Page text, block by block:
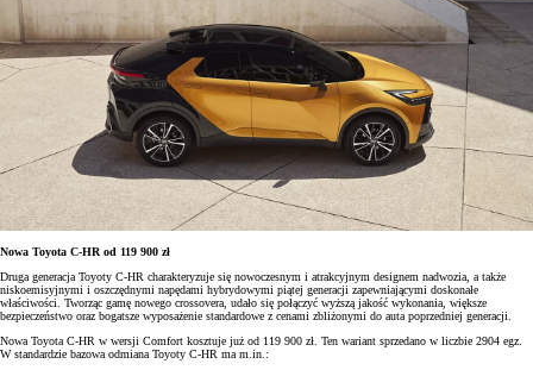
Nowa Toyota C-HR od 119 900 zł
Druga generacja Toyoty C-HR charakteryzuje się nowoczesnym i atrakcyjnym designem nadwozia, a także
niskoemisyjnymi i oszczędnymi napędami hybrydowymi piątej generacji zapewniającymi doskonałe
właściwości. Tworząc gamę nowego crossovera, udało się połączyć wyższą jakość wykonania, większe
bezpieczeństwo oraz bogatsze wyposażenie standardowe z cenami zbliżonymi do auta poprzedniej generacji.
Nowa Toyota C-HR w wersji Comfort kosztuje już od 119 900 zł. Ten wariant sprzedano w liczbie 2904 egz.
W standardzie bazowa odmiana Toyoty C-HR ma m.in.: